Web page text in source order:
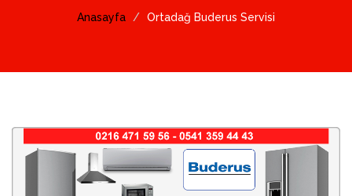
Anasayfa Ortadağ Buderus Servisi